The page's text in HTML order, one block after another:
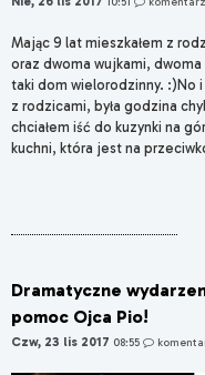
Mając 9 lat mieszkałem z
oraz dwoma wujkami,
taki dom wielorodzinny. :)No
z rodzicami, była godzina
chciałem iść do kuzynki na
kuchni, która jest na
Dramatyczne
pomoc Ojca Pio!
Czw, 23 lis 2017 08:55